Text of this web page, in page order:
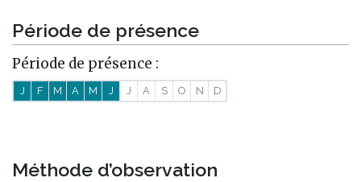
Période de présence
Période de présence :
J F M A M J J A S O N D
Méthode d’observation